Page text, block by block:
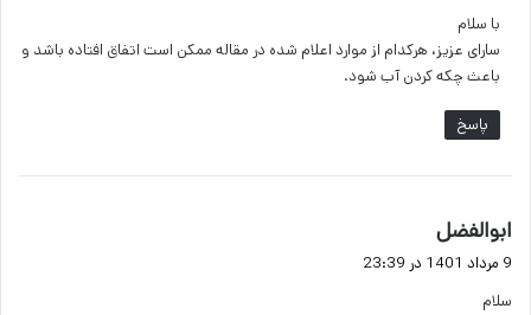
با سلام
سارای عزیز، هرکدام از موارد اعلام شده در مقاله ممکن است اتفاق افتاده باشد و
باعث چکه کردن آب شود.
پاسخ
ابوالفضل
ف
9 مرداد 1401 در 23:39
سلام